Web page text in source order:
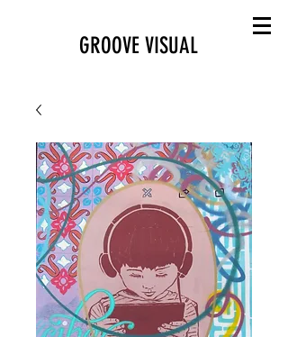
GROOVE VISUAL